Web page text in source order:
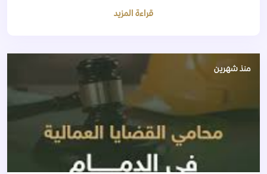
قراءة المزيد
منذ شهرين